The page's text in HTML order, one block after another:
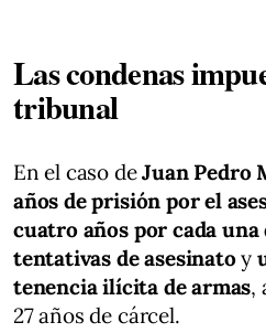
Las condenas
tribunal
En el caso deJuan Pedro
años de prisión por el
cuatro años por cada
tentativas de asesinatoy
tenencia ilícita de armas,
27 años de cárcel.